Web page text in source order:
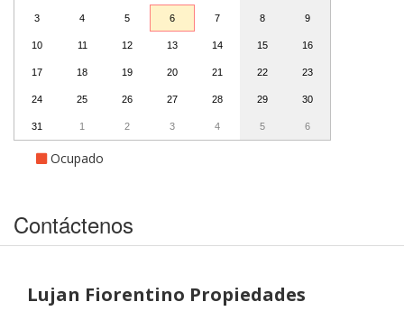
3
10
17
24
31
4
11
18
25
1
5
12
19
26
2
6
13
20
27
3
7
14
21
28
4
8
15
22
29
5
9
16
23
30
6
Ocupado
Contáctenos
Lujan Fiorentino Propiedades